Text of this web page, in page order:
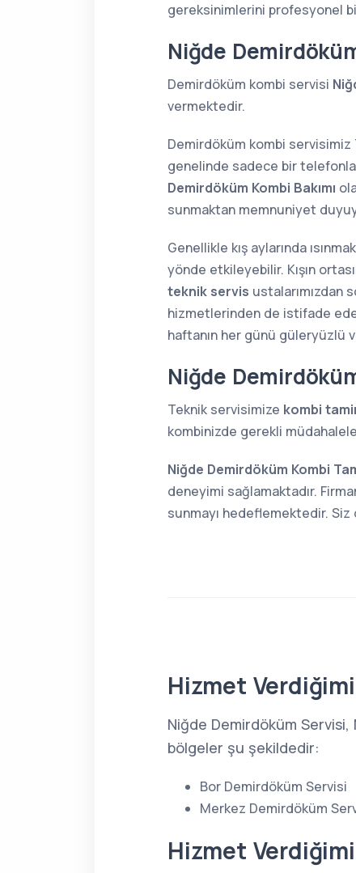
gereksinimlerini profesyonel
Niğde
Demirdöküm kombi servisi
vermektedir.
Demirdöküm kombi servisimiz
genelinde sadece bir
Demirdöküm Kombi Bakımı
sunmaktan memnuniyet
Genellikle kış aylarında
yönde etkileyebilir. Kışın
teknik servis ustalarımızdan
hizmetlerinden de istifade
haftanın her günü güleryüzlü
Niğde
Teknik servisimize kombi
kombinizde gerekli
Niğde Demirdöküm Kombi
deneyimi sağlamaktadır.
sunmayı hedeflemektedir. Siz
Hizmet
Niğde Demirdöküm
bölgeler şu şekildedir:
Bor Demirdöküm Servisi
Merkez Demirdöküm
Hizmet